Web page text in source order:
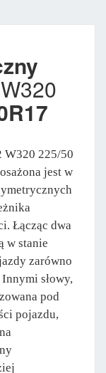
W320 225/50
jest w
Łącząc dwa
w stanie
zarówno
słowy,
pod
pojazdu,